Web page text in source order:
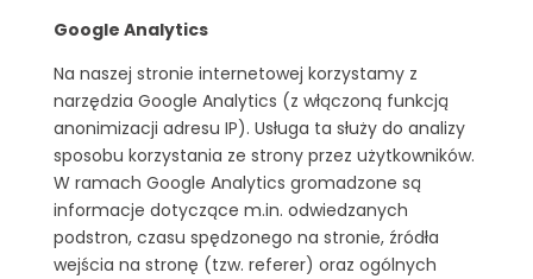
Google Analytics
Na naszej stronie internetowej korzystamy z
narzędzia Google Analytics (z włączoną funkcją
anonimizacji adresu IP). Usługa ta służy do analizy
sposobu korzystania ze strony przez użytkowników.
W ramach Google Analytics gromadzone są
informacje dotyczące m.in. odwiedzanych
podstron, czasu spędzonego na stronie, źródła
wejścia na stronę (tzw. referer) oraz ogólnych